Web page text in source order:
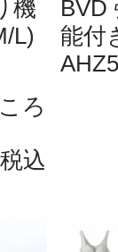
機
L)
ろ
税込
BVD
能付